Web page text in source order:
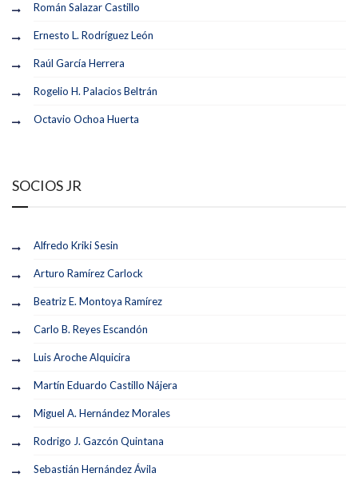
Román Salazar Castillo
Ernesto L. Rodríguez León
Raúl García Herrera
Rogelio H. Palacios Beltrán
Octavio Ochoa Huerta
SOCIOS JR
Alfredo Kriki Sesin
Arturo Ramírez Carlock
Beatriz E. Montoya Ramírez
Carlo B. Reyes Escandón
Luis Aroche Alquicira
Martín Eduardo Castillo Nájera
Miguel A. Hernández Morales
Rodrigo J. Gazcón Quintana
Sebastián Hernández Ávila